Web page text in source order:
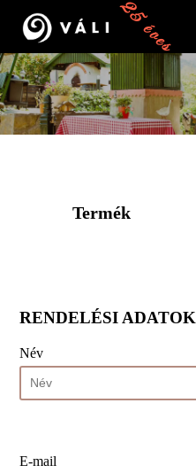
25 éves
Termék
RENDELÉSI ADATOK
Név
E-mail